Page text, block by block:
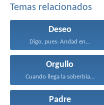
Temas relacionados
Deseo
Digo, pues: Andad en...
Orgullo
Cuando llega la soberbia...
Padre